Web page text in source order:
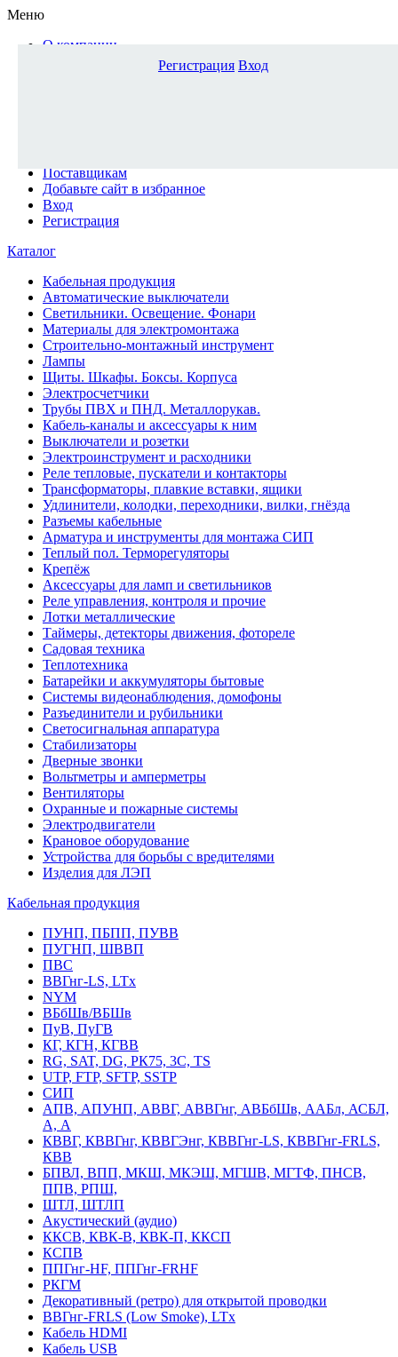
Меню
О компании
Поставщикам
Добавьте сайт в избранное
Вход
Регистрация
Каталог
Кабельная продукция
Автоматические выключатели
Светильники. Освещение. Фонари
Материалы для электромонтажа
Строительно-монтажный инструмент
Лампы
Щиты. Шкафы. Боксы. Корпуса
Электросчетчики
Трубы ПВХ и ПНД. Металлорукав.
Кабель-каналы и аксессуары к ним
Выключатели и розетки
Электроинструмент и расходники
Реле тепловые, пускатели и контакторы
Трансформаторы, плавкие вставки, ящики
Удлинители, колодки, переходники, вилки, гнёзда
Разъемы кабельные
Арматура и инструменты для монтажа СИП
Теплый пол. Терморегуляторы
Крепёж
Аксессуары для ламп и светильников
Реле управления, контроля и прочие
Лотки металлические
Таймеры, детекторы движения, фотореле
Садовая техника
Теплотехника
Батарейки и аккумуляторы бытовые
Системы видеонаблюдения, домофоны
Разъединители и рубильники
Светосигнальная аппаратура
Стабилизаторы
Дверные звонки
Вольтметры и амперметры
Вентиляторы
Охранные и пожарные системы
Электродвигатели
Крановое оборудование
Устройства для борьбы с вредителями
Изделия для ЛЭП
Кабельная продукция
ПУНП, ПБПП, ПУВВ
ПУГНП, ШВВП
ПВС
ВВГнг-LS, LTx
NYM
ВБбШв/ВБШв
ПуВ, ПуГВ
КГ, КГН, КГВВ
RG, SAT, DG, РК75, 3С, TS
UTP, FTP, SFTP, SSTP
СИП
АПВ, АПУНП, АВВГ, АВВГнг, АВБбШв, ААБл, АСБЛ,
А, А
КВВГ, КВВГнг, КВВГЭнг, КВВГнг-LS, КВВГнг-FRLS,
КВВ
БПВЛ, ВПП, МКШ, МКЭШ, МГШВ, МГТФ, ПНСВ,
ППВ, РПШ,
ШТЛ, ШТЛП
Акустический (аудио)
ККСВ, КВК-В, КВК-П, ККСП
КСПВ
ППГнг-HF, ППГнг-FRHF
РКГМ
Декоративный (ретро) для открытой проводки
ВВГнг-FRLS (Low Smoke), LTx
Кабель HDMI
Кабель USB
Регистрация Вход